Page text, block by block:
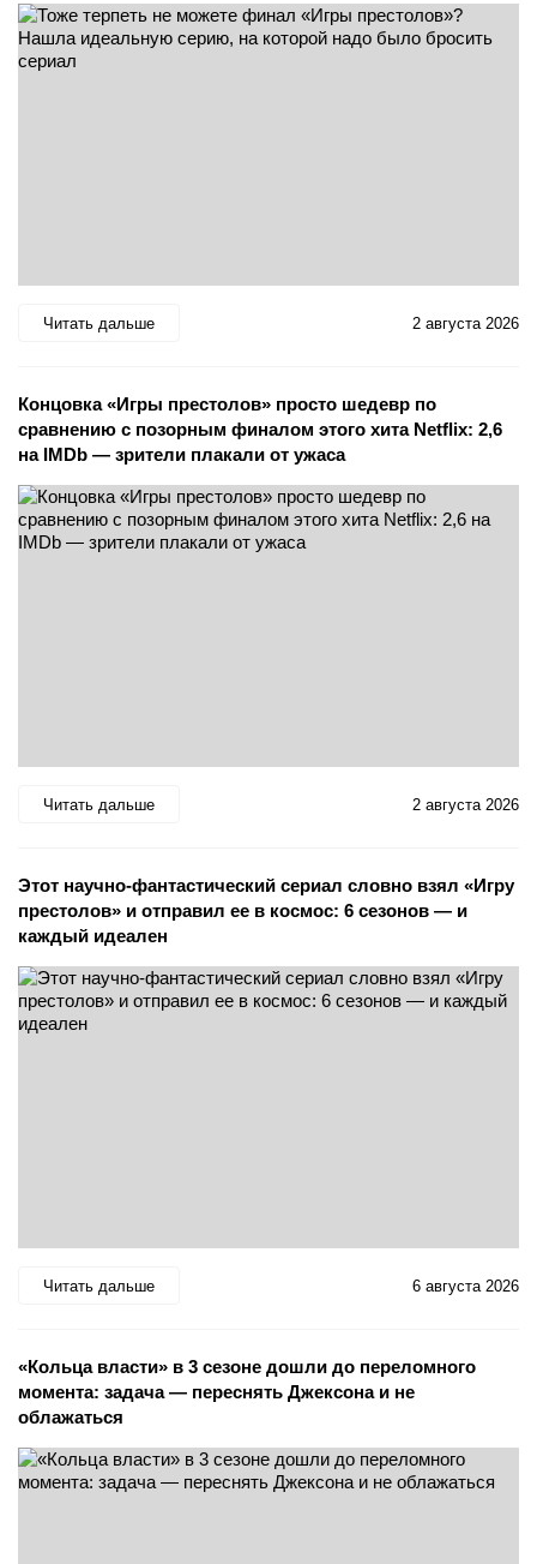
Читать дальше 2 августа 2026
Концовка «Игры престолов» просто шедевр по
сравнению с позорным финалом этого хита Netflix: 2,6
на IMDb — зрители плакали от ужаса
Читать дальше 2 августа 2026
Этот научно-фантастический сериал словно взял «Игру
престолов» и отправил ее в космос: 6 сезонов — и
каждый идеален
Читать дальше 6 августа 2026
«Кольца власти» в 3 сезоне дошли до переломного
момента: задача — переснять Джексона и не
облажаться